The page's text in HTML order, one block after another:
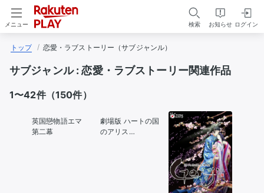
メニュー 検索 お知らせ ログイン
トップ 恋愛・ラブストーリー（サブジャンル）
サブジャンル :恋愛・ラブストーリー関連作品
1〜42件（150件）
英国戀物語エマ
第二幕
劇場版 ハートの国
のアリス